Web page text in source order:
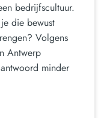
bedrijfscultuur.
die bewust
Volgens
Antwerp
minder